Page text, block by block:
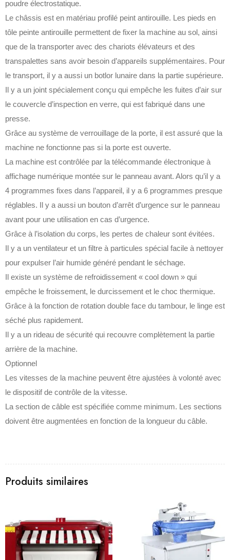
poudre électrostatique.
Le châssis est en matériau profilé peint antirouille. Les pieds en
tôle peinte antirouille permettent de fixer la machine au sol, ainsi
que de la transporter avec des chariots élévateurs et des
transpalettes sans avoir besoin d’appareils supplémentaires. Pour
le transport, il y a aussi un botlor lunaire dans la partie supérieure.
Il y a un joint spécialement conçu qui empêche les fuites d’air sur
le couvercle d’inspection en verre, qui est fabriqué dans une
presse.
Grâce au système de verrouillage de la porte, il est assuré que la
machine ne fonctionne pas si la porte est ouverte.
La machine est contrôlée par la télécommande électronique à
affichage numérique montée sur le panneau avant. Alors qu’il y a
4 programmes fixes dans l’appareil, il y a 6 programmes presque
réglables. Il y a aussi un bouton d’arrêt d’urgence sur le panneau
avant pour une utilisation en cas d’urgence.
Grâce à l’isolation du corps, les pertes de chaleur sont évitées.
Il y a un ventilateur et un filtre à particules spécial facile à nettoyer
pour expulser l’air humide généré pendant le séchage.
Il existe un système de refroidissement « cool down » qui
empêche le froissement, le durcissement et le choc thermique.
Grâce à la fonction de rotation double face du tambour, le linge est
séché plus rapidement.
Il y a un rideau de sécurité qui recouvre complètement la partie
arrière de la machine.
Optionnel
Les vitesses de la machine peuvent être ajustées à volonté avec
le dispositif de contrôle de la vitesse.
La section de câble est spécifiée comme minimum. Les sections
doivent être augmentées en fonction de la longueur du câble.
Produits similaires